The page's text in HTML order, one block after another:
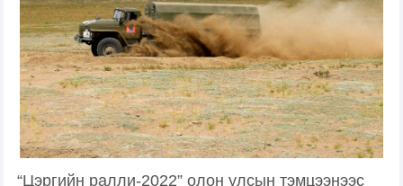
“Цэргийн ралли-2022” олон улсын тэмцээнээс